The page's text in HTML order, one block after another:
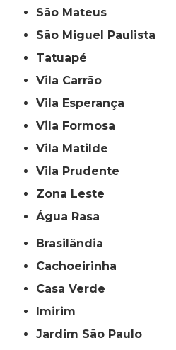
São Mateus
São Miguel Paulista
Tatuapé
Vila Carrão
Vila Esperança
Vila Formosa
Vila Matilde
Vila Prudente
Zona Leste
Água Rasa
Brasilândia
Cachoeirinha
Casa Verde
Imirim
Jardim São Paulo